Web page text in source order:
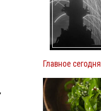
Главное сегодня